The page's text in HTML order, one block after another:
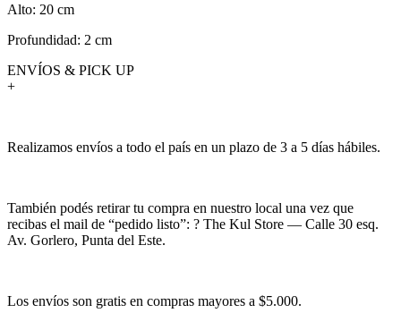
Alto: 20 cm
Profundidad: 2 cm
ENVÍOS & PICK UP
+
Realizamos envíos a todo el país en un plazo de 3 a 5 días hábiles.
También podés retirar tu compra en nuestro local una vez que
recibas el mail de “pedido listo”: ? The Kul Store — Calle 30 esq.
Av. Gorlero, Punta del Este.
Los envíos son gratis en compras mayores a $5.000.